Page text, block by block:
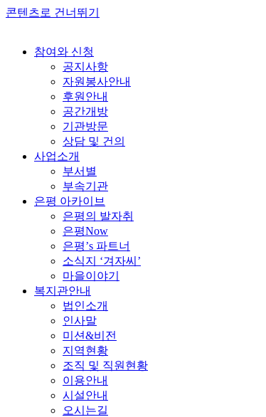
콘텐츠로 건너뛰기
참여와 신청
공지사항
자원봉사안내
후원안내
공간개방
기관방문
상담 및 건의
사업소개
부서별
부속기관
은평 아카이브
은평의 발자취
은평Now
은평’s 파트너
소식지 ‘겨자씨’
마을이야기
복지관안내
법인소개
인사말
미션&비전
지역현황
조직 및 직원현황
이용안내
시설안내
오시는길